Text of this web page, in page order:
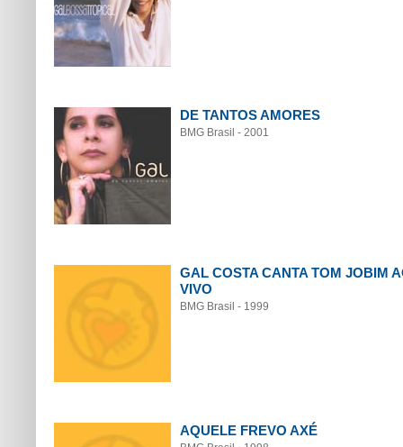
DE TANTOS AMORES
BMG Brasil - 2001
GAL COSTA CANTA TOM JOBIM
VIVO
BMG Brasil - 1999
AQUELE FREVO AXÉ